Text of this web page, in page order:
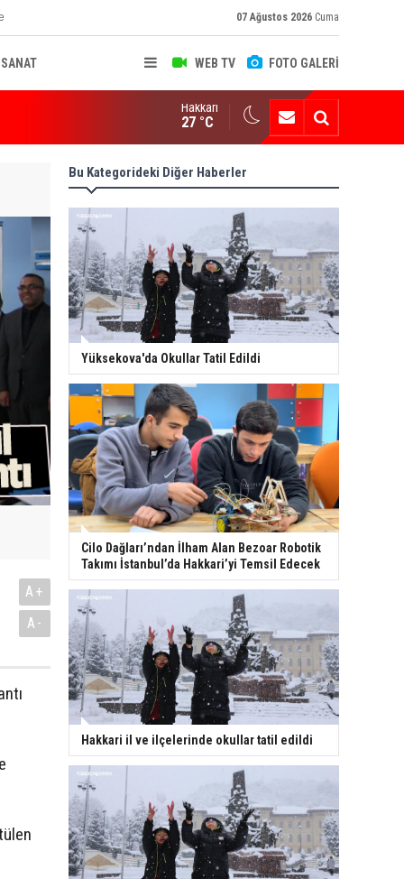
07 Ağustos 2026 Cuma
WEB TV FOTO GALERİ
Sanayi Geleceği Masaya Yatırıldı
Hakkari
27 °C
A+
A-
Bu Kategorideki Diğer Haberler
Yüksekova'da Okullar Tatil Edildi
Cilo Dağları’ndan İlham Alan Bezoar Robotik
Takımı İstanbul’da Hakkari’yi Temsil Edecek
Hakkari il ve ilçelerinde okullar tatil edildi